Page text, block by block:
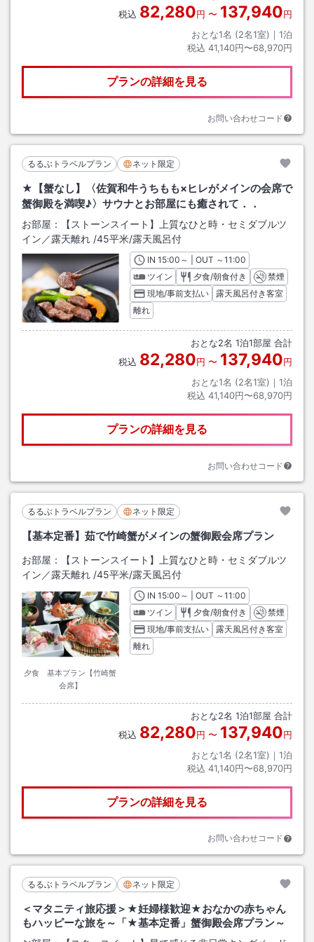
税込 82,280円 〜 137,940円
おとな1名 (2名1室)｜ 1泊
税込 41,140円〜68,970円
プランの詳細を見る
お問い合わせコード
るるぶトラベルプラン ネット限定
★【蟹なし】〈佐賀和牛うちもも×ヒレがメインの会席で
蟹御殿を満喫♪〉サウナとお部屋にも癒されて．．
お部屋：
【ストーンスイート】上質なひと時・セミダブルツ
イン／露天離れ /45平米/露天風呂付
INチェックイン
15:00 ～ | OUT チェックアウト
～11:00
ツイン
夕食/朝食付き
禁煙
現地/事前支払い
露天風呂付き客室
離れ
おとな2名 1泊1部屋 合計
税込 82,280円 〜 137,940円
おとな1名 (2名1室)｜ 1泊
税込 41,140円〜68,970円
プランの詳細を見る
お問い合わせコード
るるぶトラベルプラン ネット限定
【基本定番】茹で竹崎蟹がメインの蟹御殿会席プラン
お部屋：
【ストーンスイート】上質なひと時・セミダブルツ
イン／露天離れ /45平米/露天風呂付
夕食 基本プラン【竹崎蟹
会席】
INチェックイン
15:00 ～ | OUT チェックアウト
～11:00
ツイン
夕食/朝食付き
禁煙
現地/事前支払い
露天風呂付き客室
離れ
おとな2名 1泊1部屋 合計
税込 82,280円 〜 137,940円
おとな1名 (2名1室)｜ 1泊
税込 41,140円〜68,970円
プランの詳細を見る
お問い合わせコード
るるぶトラベルプラン ネット限定
＜マタニティ旅応援＞★妊婦様歓迎★おなかの赤ちゃん
もハッピーな旅を～「★基本定番」蟹御殿会席プラン～